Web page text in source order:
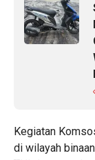
Kegiatan
di wilayah